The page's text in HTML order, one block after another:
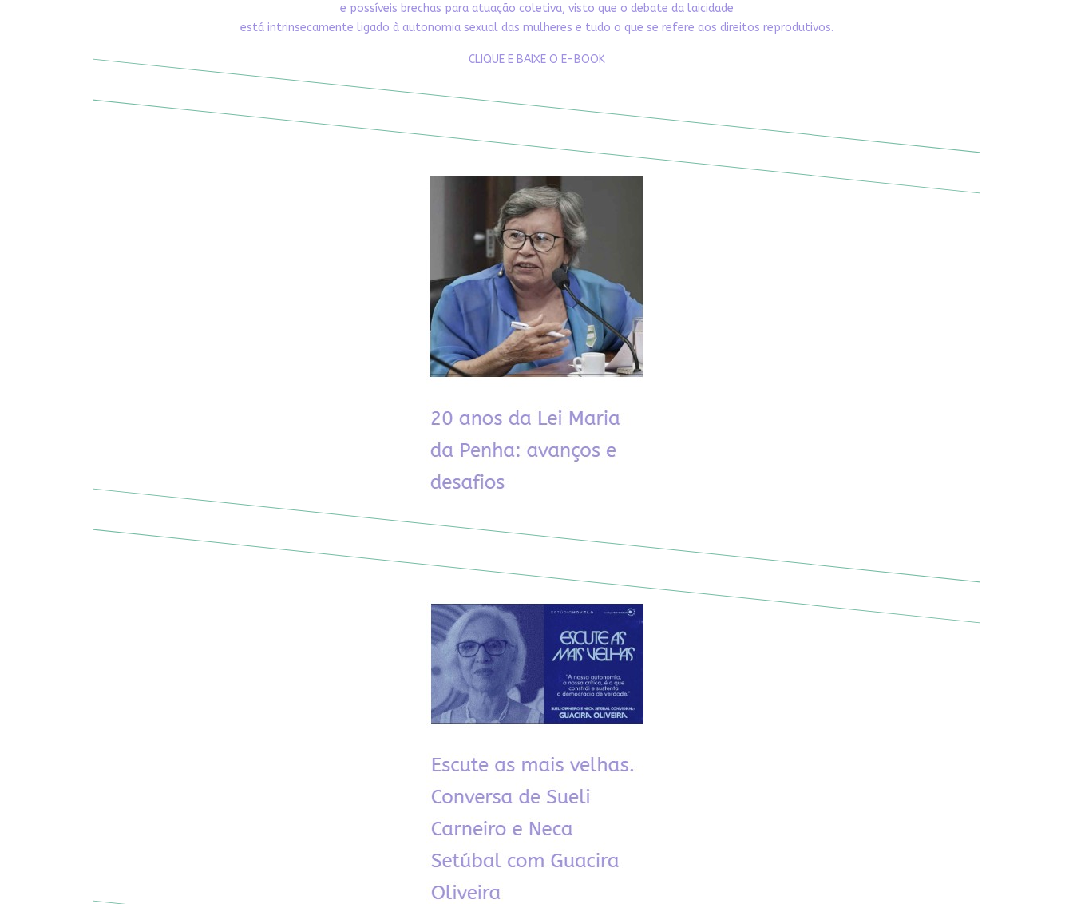
e possíveis brechas para atuação coletiva, visto que o debate da laicidade
está intrinsecamente ligado à autonomia sexual das mulheres e tudo o que se refere aos direitos reprodutivos.
CLIQUE E BAIXE O E-BOOK